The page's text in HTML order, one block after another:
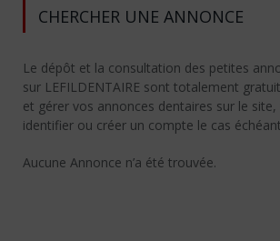
CHERCHER UNE ANNONCE
Le dépôt et la consultation des petites
sur LEFILDENTAIRE sont totalement
et gérer vos annonces dentaires sur le site,
identifier ou créer un compte le cas
Aucune Annonce n’a été trouvée.